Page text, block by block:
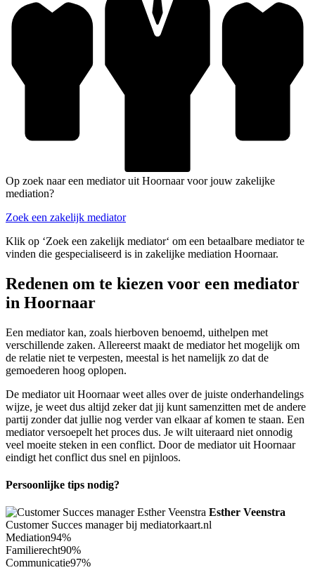
Op zoek naar een mediator uit Hoornaar voor jouw zakelijke
mediation?
Zoek een zakelijk mediator
Klik op ‘Zoek een zakelijk mediator‘ om een betaalbare mediator te
vinden die gespecialiseerd is in zakelijke mediation Hoornaar.
Redenen om te kiezen voor een mediator
in Hoornaar
Een mediator kan, zoals hierboven benoemd, uithelpen met
verschillende zaken. Allereerst maakt de mediator het mogelijk om
de relatie niet te verpesten, meestal is het namelijk zo dat de
gemoederen hoog oplopen.
De mediator uit Hoornaar weet alles over de juiste onderhandelings
wijze, je weet dus altijd zeker dat jij kunt samenzitten met de andere
partij zonder dat jullie nog verder van elkaar af komen te staan. Een
mediator versoepelt het proces dus. Je wilt uiteraard niet onnodig
veel moeite steken in een conflict. Door de mediator uit Hoornaar
eindigt het conflict dus snel en pijnloos.
Persoonlijke tips nodig?
Esther Veenstra
Customer Succes manager bij mediatorkaart.nl
Mediation94%
Familierecht90%
Communicatie97%